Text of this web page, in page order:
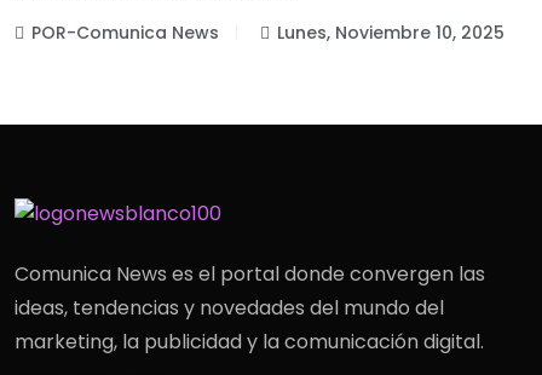
POR-Comunica News Lunes, Noviembre 10, 2025
Comunica News es el portal donde convergen las
ideas, tendencias y novedades del mundo del
marketing, la publicidad y la comunicación digital.